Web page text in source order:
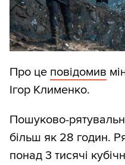
Про це повідомив
Ігор Клименко.
Пошуково-
більш як 28 годин.
понад 3 тисячі